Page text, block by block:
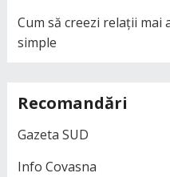
Cum să creezi relații
simple
Recomandări
Gazeta SUD
Info Covasna